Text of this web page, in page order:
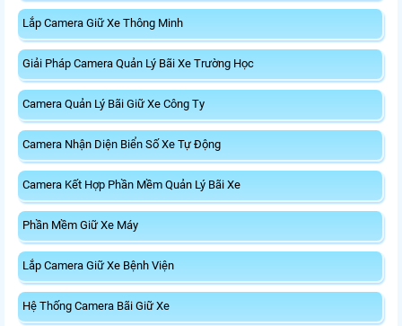
Lắp Camera Giữ Xe Thông Minh
Giải Pháp Camera Quản Lý Bãi Xe Trường Học
Camera Quản Lý Bãi Giữ Xe Công Ty
Camera Nhận Diện Biển Số Xe Tự Động
Camera Kết Hợp Phần Mềm Quản Lý Bãi Xe
Phần Mềm Giữ Xe Máy
Lắp Camera Giữ Xe Bệnh Viện
Hệ Thống Camera Bãi Giữ Xe